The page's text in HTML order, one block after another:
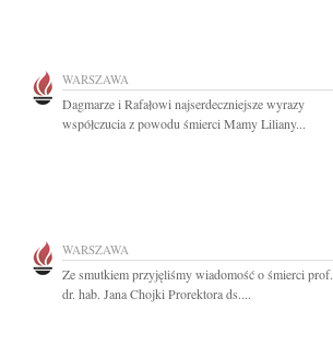
WARSZAWA
Dagmarze i Rafałowi najserdeczniejsze wyrazy
współczucia z powodu śmierci Mamy Liliany...
WARSZAWA
Ze smutkiem przyjęliśmy wiadomość o śmierci prof.
dr. hab. Jana Chojki Prorektora ds....